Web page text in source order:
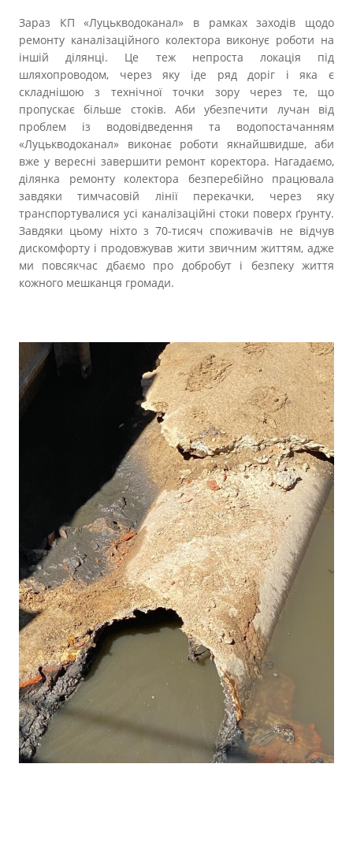
Зараз КП «Луцькводоканал» в рамках заходів щодо
ремонту каналізаційного колектора виконує роботи на
іншій ділянці. Це теж непроста локація під
шляхопроводом, через яку іде ряд доріг і яка є
складнішою з технічної точки зору через те, що
пропускає більше стоків. Аби убезпечити лучан від
проблем із водовідведення та водопостачанням
«Луцькводоканал» виконає роботи якнайшвидше, аби
вже у вересні завершити ремонт коректора. Нагадаємо,
ділянка ремонту колектора безперебійно працювала
завдяки тимчасовій лінії перекачки, через яку
транспортувалися усі каналізаційні стоки поверх ґрунту.
Завдяки цьому ніхто з 70-тисяч споживачів не відчув
дискомфорту і продовжував жити звичним життям, адже
ми повсякчас дбаємо про добробут і безпеку життя
кожного мешканця громади.